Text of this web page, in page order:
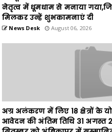
अग्र अलंकरण में लिए 18 क्षेत्रों के
आवेदन की अंतिम तिथि 31 अगस्त
सितम्बर को अंबिकापुर में सम्मानित
News Desk August 04, 2026